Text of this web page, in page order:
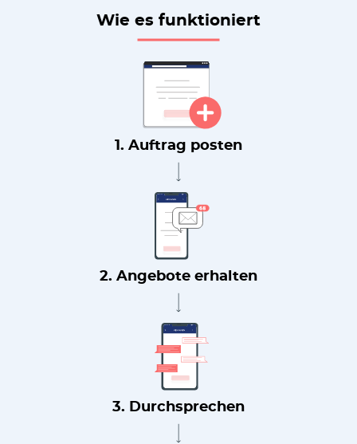
Wie es funktioniert
1. Auftrag posten
2. Angebote erhalten
3. Durchsprechen